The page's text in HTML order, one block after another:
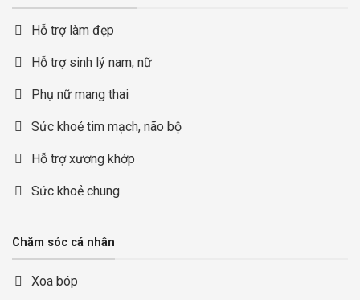
Hỗ trợ làm đẹp
Hỗ trợ sinh lý nam, nữ
Phụ nữ mang thai
Sức khoẻ tim mạch, não bộ
Hỗ trợ xương khớp
Sức khoẻ chung
Chăm sóc cá nhân
Xoa bóp